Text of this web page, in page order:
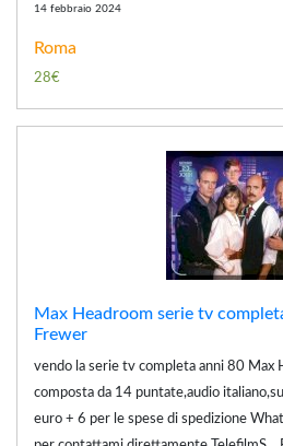
14 febbraio 2024
Roma
28€
Max Headroom serie tv
Frewer
vendo la serie tv completa anni 80 Max
composta da 14 puntate,audio
euro + 6 per le spese di spedizione